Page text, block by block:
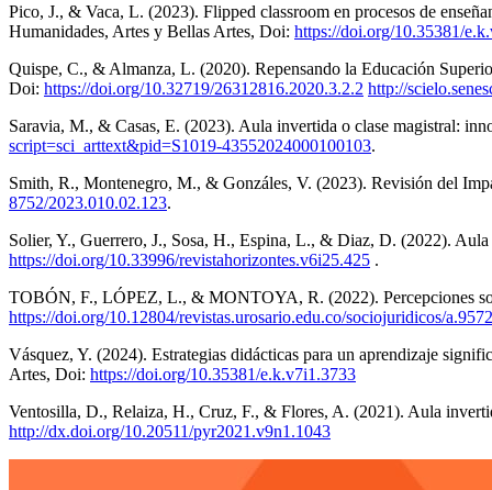
Pico, J., & Vaca, L. (2023). Flipped classroom en procesos de
Humanidades, Artes y Bellas Artes, Doi: https://doi.org/10.35381/
Quispe, C., & Almanza, L. (2020). Repensando la Educación
Doi: https://doi.org/10.32719/26312816.2020.3.2.2 http://
Saravia, M., & Casas, E. (2023). Aula invertida o clase magistral:
script=sci_arttext&pid=S1019-43552024000100103.
Smith, R., Montenegro, M., & Gonzáles, V. (2023). Revisión del
8752/2023.010.02.123.
Solier, Y., Guerrero, J., Sosa, H., Espina, L., & Diaz, D. (2022).
https://doi.org/10.33996/revistahorizontes.v6i25.425 .
TOBÓN, F., LÓPEZ, L., & MONTOYA, R. (2022). Percepciones
https://doi.org/10.12804/revistas.urosario.edu.co/sociojuridicos/a.9572
Vásquez, Y. (2024). Estrategias didácticas para un aprendizaje
Artes, Doi: https://doi.org/10.35381/e.k.v7i1.3733
Ventosilla, D., Relaiza, H., Cruz, F., & Flores, A. (2021). Aula
http://dx.doi.org/10.20511/pyr2021.v9n1.1043